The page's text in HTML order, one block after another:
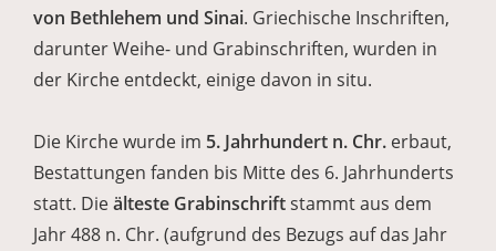
von Bethlehem und Sinai. Griechische Inschriften,
darunter Weihe- und Grabinschriften, wurden in
der Kirche entdeckt, einige davon in situ.
Die Kirche wurde im 5. Jahrhundert n. Chr. erbaut,
Bestattungen fanden bis Mitte des 6. Jahrhunderts
statt. Dieälteste Grabinschriftstammt aus dem
Jahr 488 n. Chr. (aufgrund des Bezugs auf das Jahr